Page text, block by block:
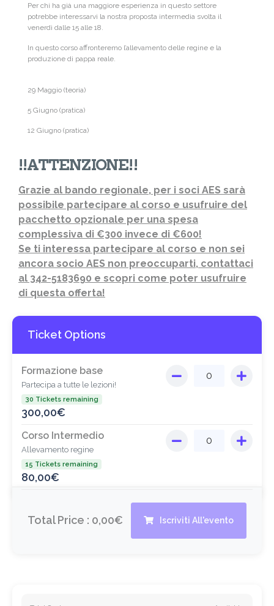
Per chi ha già una maggiore esperienza in questo settore
potrebbe interessarvi la nostra proposta intermedia svolta il
venerdì dalle 15 alle 18.
In questo corso affronteremo l’allevamento delle regine e la
produzione di pappa reale.
29 Maggio (teoria)
5 Giugno (pratica)
12 Giugno (pratica)
!!ATTENZIONE!!
Grazie al bando regionale, per i soci AES sarà
possibile partecipare al corso e usufruire del
pacchetto opzionale per una spesa
complessiva di €300 invece di €600!
Se ti interessa partecipare al corso e non sei
ancora socio AES non preoccuparti, contattaci
al 342-5183690 e scopri come poter usufruire
di questa offerta!
Ticket Options
Formazione base
Partecipa a tutte le lezioni!
30 Tickets remaining
300,00€
Corso Intermedio
Allevamento regine
15 Tickets remaining
80,00€
Total Price : 0,00€ Iscriviti All'evento